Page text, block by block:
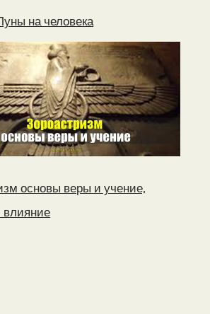
на человека
основы веры и учение,
влияние